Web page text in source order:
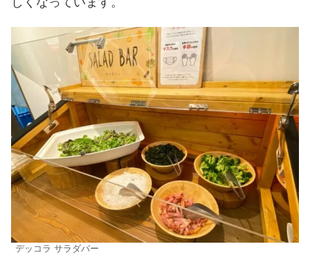
デッコラ サラダバー